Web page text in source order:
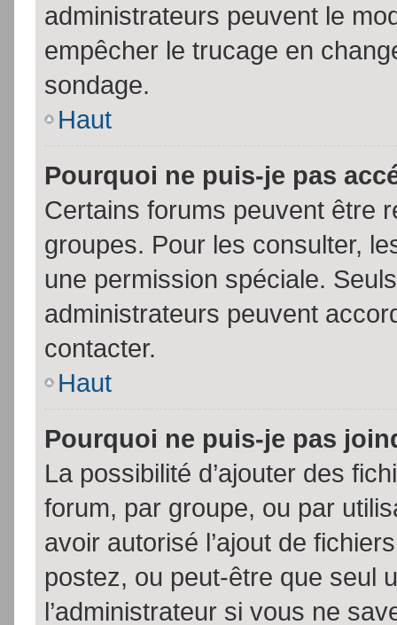
administrateurs peuvent le
empêcher le trucage en
sondage.
Haut
Pourquoi ne puis-je pas
Certains forums peuvent être
groupes. Pour les consulter,
une permission spéciale.
administrateurs peuvent
contacter.
Haut
Pourquoi ne puis-je pas
La possibilité d’ajouter des
forum, par groupe, ou par
avoir autorisé l’ajout de
postez, ou peut-être que seul
l’administrateur si vous ne